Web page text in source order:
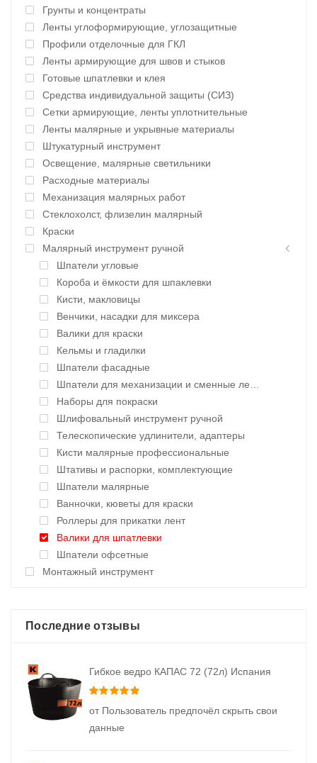
Грунты и концентраты
Ленты углоформирующие, углозащитные
Профили отделочные для ГКЛ
Ленты армирующие для швов и стыков
Готовые шпатлевки и клея
Средства индивидуальной защиты (СИЗ)
Сетки армирующие, ленты уплотнительные
Ленты малярные и укрывные материалы
Штукатурный инструмент
Освещение, малярные светильники
Расходные материалы
Механизация малярных работ
Стеклохолст, флизелин малярный
Краски
Малярный инструмент ручной
Шпатели угловые
Короба и ёмкости для шпаклевки
Кисти, макловицы
Венчики, насадки для миксера
Валики для краски
Кельмы и гладилки
Шпатели фасадные
Шпатели для механизации и сменные лезвия
Наборы для покраски
Шлифовальный инструмент ручной
Телескопические удлинители, адаптеры
Кисти малярные профессиональные
Штативы и распорки, комплектующие
Шпатели малярные
Ванночки, кюветы для краски
Роллеры для прикатки лент
Валики для шпатлевки
Шпатели офсетные
Монтажный инструмент
Последние отзывы
Гибкое ведро КАПАС 72 (72л) Испания
от Пользователь предпочёл скрыть свои
данные